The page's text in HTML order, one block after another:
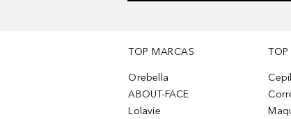
TOP MARCAS
Orebella
ABOUT-FACE
Lolavie
TOP